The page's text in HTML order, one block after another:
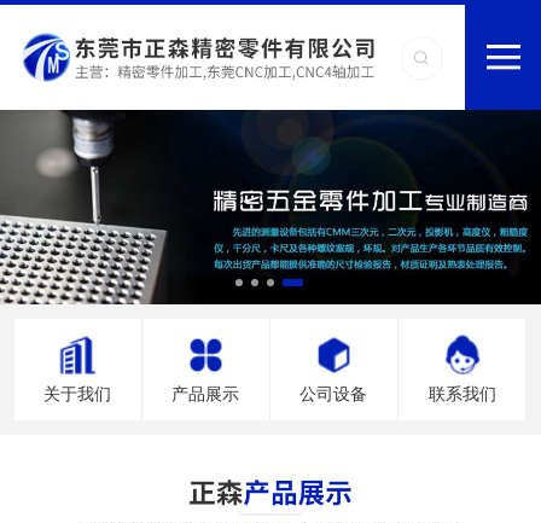
关于我们 产品展示 公司设备 联系我们